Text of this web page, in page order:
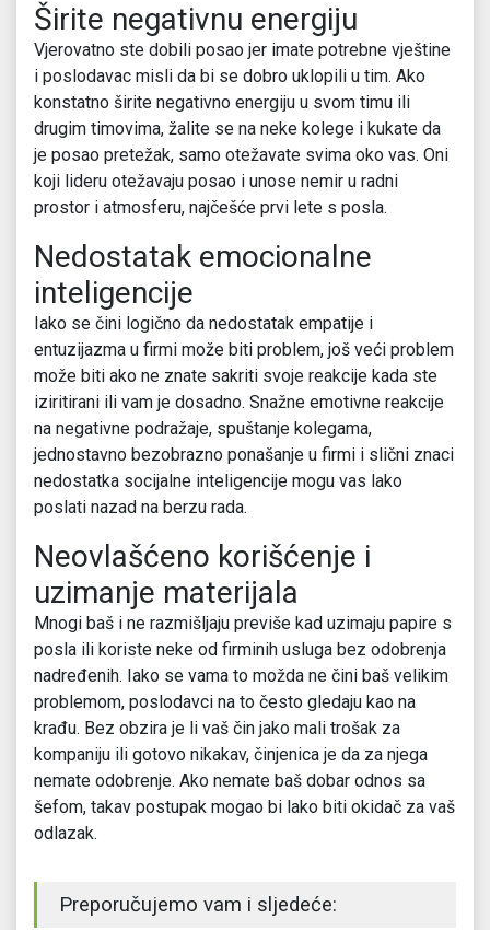
Širite negativnu energiju
Vjerovatno ste dobili posao jer imate potrebne vještine
i poslodavac misli da bi se dobro uklopili u tim. Ako
konstatno širite negativno energiju u svom timu ili
drugim timovima, žalite se na neke kolege i kukate da
je posao pretežak, samo otežavate svima oko vas. Oni
koji lideru otežavaju posao i unose nemir u radni
prostor i atmosferu, najčešće prvi lete s posla.
Nedostatak emocionalne
inteligencije
Iako se čini logično da nedostatak empatije i
entuzijazma u firmi može biti problem, još veći problem
može biti ako ne znate sakriti svoje reakcije kada ste
iziritirani ili vam je dosadno. Snažne emotivne reakcije
na negativne podražaje, spuštanje kolegama,
jednostavno bezobrazno ponašanje u firmi i slični znaci
nedostatka socijalne inteligencije mogu vas lako
poslati nazad na berzu rada.
Neovlašćeno korišćenje i
uzimanje materijala
Mnogi baš i ne razmišljaju previše kad uzimaju papire s
posla ili koriste neke od firminih usluga bez odobrenja
nadređenih. Iako se vama to možda ne čini baš velikim
problemom, poslodavci na to često gledaju kao na
krađu. Bez obzira je li vaš čin jako mali trošak za
kompaniju ili gotovo nikakav, činjenica je da za njega
nemate odobrenje. Ako nemate baš dobar odnos sa
šefom, takav postupak mogao bi lako biti okidač za vaš
odlazak.
Preporučujemo vam i sljedeće: